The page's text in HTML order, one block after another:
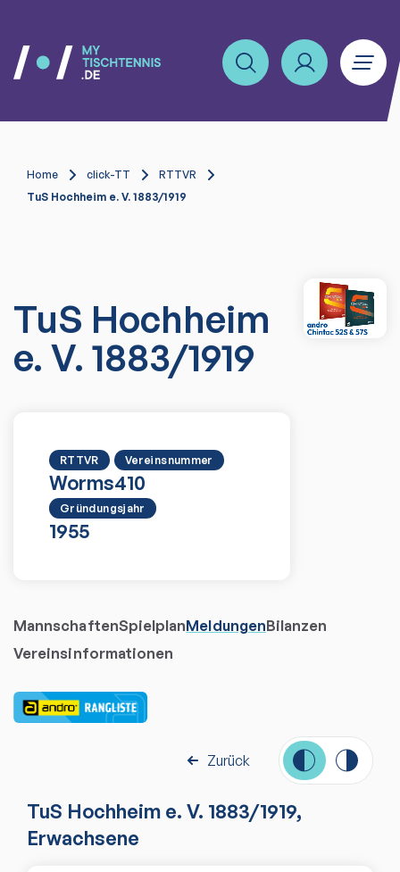
Home click-TT
RTTVR
TuS Hochheim e. V. 1883/1919
TuS Hochheim
e. V. 1883/1919
RTTVR
Worms
Vereinsnummer
410
Gründungsjahr
1955
MannschaftenSpielplanMeldungenBilanzen
Vereinsinformationen
Zurück
TuS Hochheim e. V. 1883/1919,
Erwachsene